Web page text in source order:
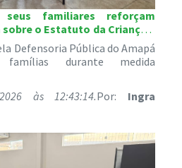
seus familiares reforçam
o Estatuto da Criança e
Defensoria Pública do Amapá
durante medida
às 12:43:14.Por: Ingra